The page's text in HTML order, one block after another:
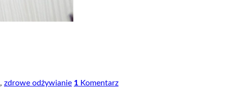
, zdrowe odżywianie 1 Komentarz